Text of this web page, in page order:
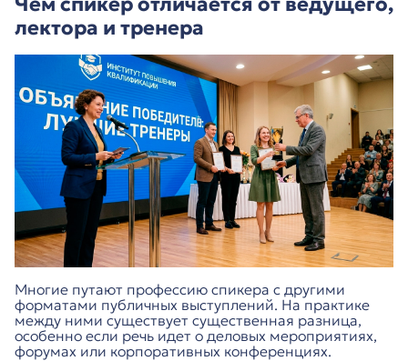
лектора и тренера
Многие путают профессию спикера с другими
форматами публичных выступлений. На практике
между ними существует существенная разница,
особенно если речь идет о деловых мероприятиях,
форумах или корпоративных конференциях.